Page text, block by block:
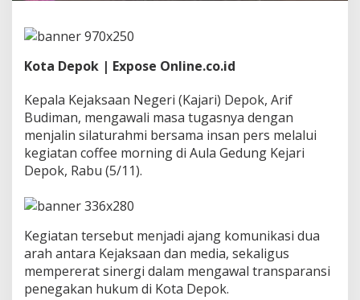
s
a
P
e
r
s
u
P
e
r
k
u
Kota Depok | Expose Online.co.id
Kepala Kejaksaan Negeri (Kajari) Depok, Arif
Budiman, mengawali masa tugasnya dengan
menjalin silaturahmi bersama insan pers melalui
kegiatan coffee morning di Aula Gedung Kejari
Depok, Rabu (5/11).
Kegiatan tersebut menjadi ajang komunikasi dua
arah antara Kejaksaan dan media, sekaligus
mempererat sinergi dalam mengawal transparansi
penegakan hukum di Kota Depok.